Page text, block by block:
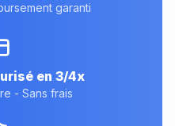
garanti
en 3/4x
- Sans frais